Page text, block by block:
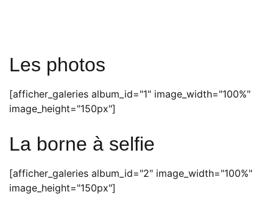
Les photos
[afficher_galeries album_id="1" image_width="100%"
image_height="150px"]
La borne à selfie
[afficher_galeries album_id="2" image_width="100%"
image_height="150px"]